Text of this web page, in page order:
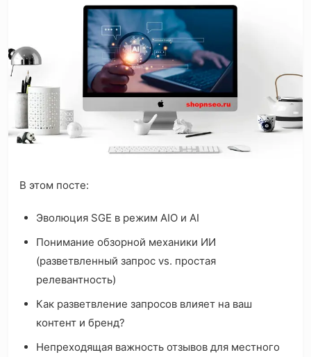
В этом посте:
Эволюция SGE в режим AIO и AI
Понимание обзорной механики ИИ
(разветвленный запрос vs. простая
релевантность)
Как разветвление запросов влияет на ваш
контент и бренд?
Непреходящая важность отзывов для местного